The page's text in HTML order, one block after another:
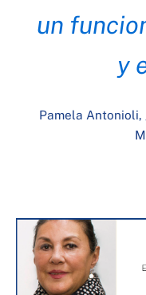
un
y
Pamela Antonioli,